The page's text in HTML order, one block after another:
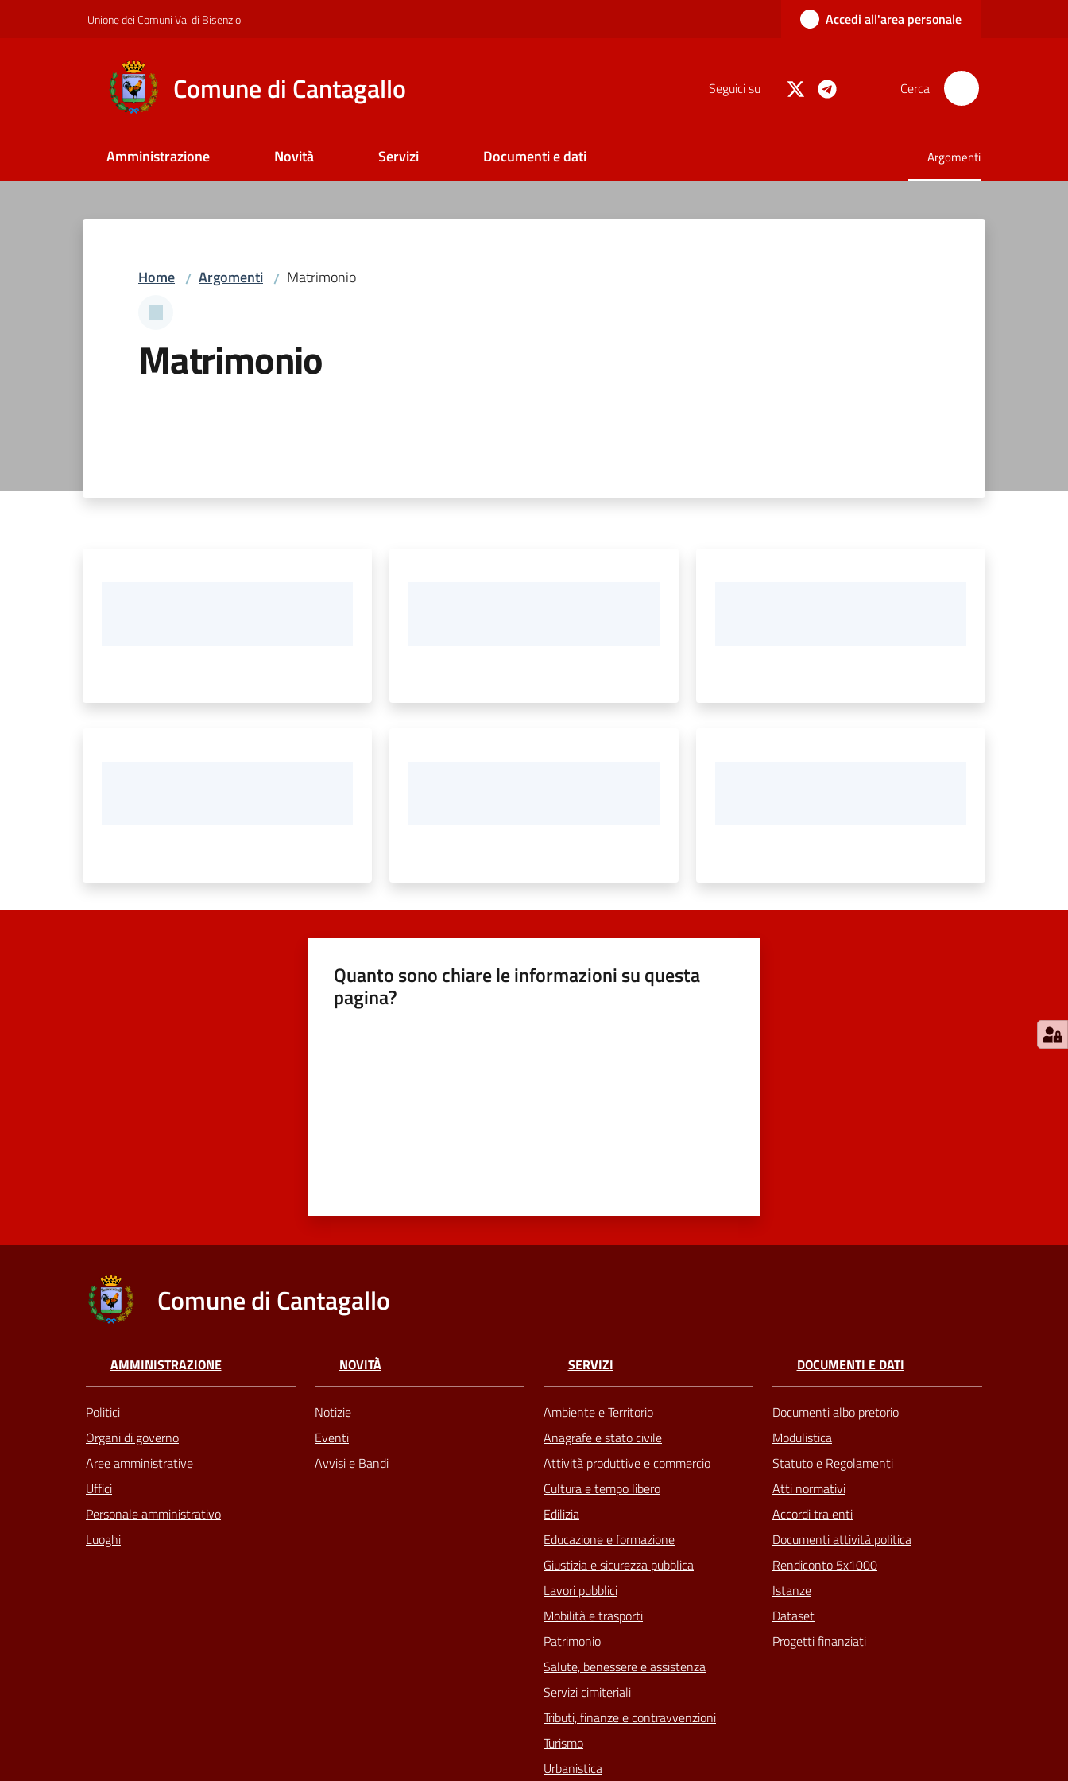
Unione dei Comuni Val di Bisenzio Accedi all'area personale
Comune di Cantagallo Seguici su Cerca
Amministrazione Novità Servizi Documenti e dati Argomenti
Menu selezionato
Home / Argomenti / Matrimonio
Matrimonio
Quanto sono chiare le informazioni su questa
pagina?
Comune di Cantagallo
AMMINISTRAZIONE
Politici
Organi di governo
Aree amministrative
Uffici
Personale amministrativo
Luoghi
NOVITÀ
Notizie
Eventi
Avvisi e Bandi
SERVIZI
Ambiente e Territorio
Anagrafe e stato civile
Attività produttive e commercio
Cultura e tempo libero
Edilizia
Educazione e formazione
Giustizia e sicurezza pubblica
Lavori pubblici
Mobilità e trasporti
Patrimonio
Salute, benessere e assistenza
Servizi cimiteriali
Tributi, finanze e contravvenzioni
Turismo
Urbanistica
DOCUMENTI E DATI
Documenti albo pretorio
Modulistica
Statuto e Regolamenti
Atti normativi
Accordi tra enti
Documenti attività politica
Rendiconto 5x1000
Istanze
Dataset
Progetti finanziati